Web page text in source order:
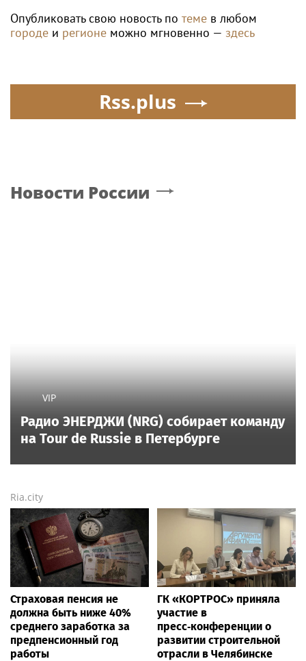
Опубликовать свою новость по теме в любом
городе и регионе можно мгновенно — здесь
Rss.plus
Новости России
VIP
Радио ЭНЕРДЖИ (NRG) собирает команду
на Tour de Russie в Петербурге
Ria.city
Страховая пенсия не
должна быть ниже 40%
среднего заработка за
предпенсионный год
работы
ГК «КОРТРОС» приняла
участие в
пресс‑конференции о
развитии строительной
отрасли в Челябинске